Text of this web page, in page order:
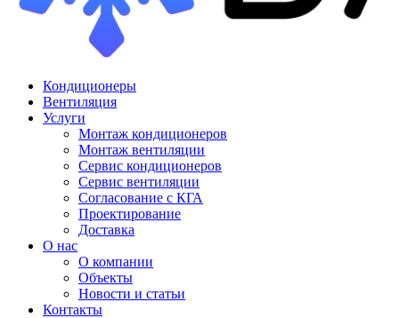
Кондиционеры
Вентиляция
Услуги
Монтаж кондиционеров
Монтаж вентиляции
Сервис кондиционеров
Сервис вентиляции
Согласование с КГА
Проектирование
Доставка
О нас
О компании
Объекты
Новости и статьи
Контакты